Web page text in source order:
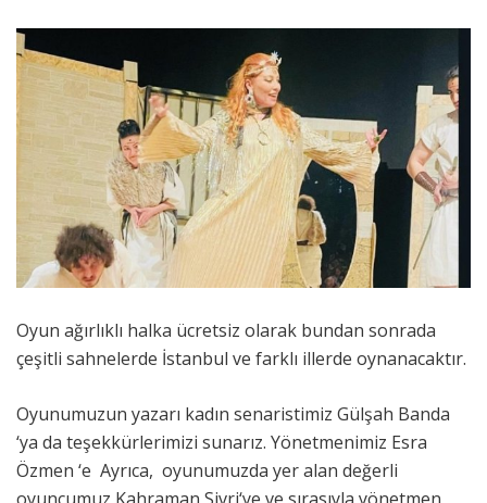
Oyun ağırlıklı halka ücretsiz olarak bundan sonrada
çeşitli sahnelerde İstanbul ve farklı illerde oynanacaktır.
Oyunumuzun yazarı kadın senaristimiz Gülşah Banda
‘ya da teşekkürlerimizi sunarız. Yönetmenimiz Esra
Özmen ‘e Ayrıca, oyunumuzda yer alan değerli